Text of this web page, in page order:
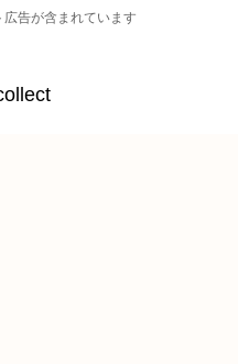
告が含まれています